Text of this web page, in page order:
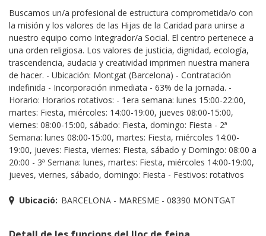
Buscamos un/a profesional de estructura comprometida/o con
la misión y los valores de las Hijas de la Caridad para unirse a
nuestro equipo como Integrador/a Social. El centro pertenece a
una orden religiosa. Los valores de justicia, dignidad, ecología,
trascendencia, audacia y creatividad imprimen nuestra manera
de hacer. - Ubicación: Montgat (Barcelona) - Contratación
indefinida - Incorporación inmediata - 63% de la jornada. -
Horario: Horarios rotativos: - 1era semana: lunes 15:00-22:00,
martes: Fiesta, miércoles: 14:00-19:00, jueves 08:00-15:00,
viernes: 08:00-15:00, sábado: Fiesta, domingo: Fiesta - 2ª
Semana: lunes 08:00-15:00, martes: Fiesta, miércoles 14:00-
19:00, jueves: Fiesta, viernes: Fiesta, sábado y Domingo: 08:00 a
20:00 - 3ª Semana: lunes, martes: Fiesta, miércoles 14:00-19:00,
jueves, viernes, sábado, domingo: Fiesta - Festivos: rotativos
Ubicació: BARCELONA - MARESME - 08390 MONTGAT